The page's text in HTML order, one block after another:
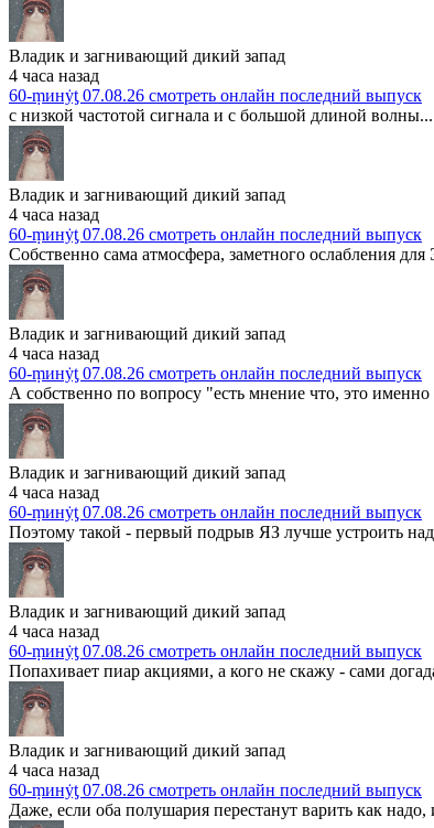
Владик и загнивающий дикий запад
4 часа назад
60-ṃинẏƫ 07.08.26 смотреть онлайн последний выпуск
с низкой частотой сигнала и с большой длиной
Владик и загнивающий дикий запад
4 часа назад
60-ṃинẏƫ 07.08.26 смотреть онлайн последний выпуск
Собственно сама атмосфера, заметного ослабления
Владик и загнивающий дикий запад
4 часа назад
60-ṃинẏƫ 07.08.26 смотреть онлайн последний выпуск
А собственно по вопросу "есть мнение что, это
Владик и загнивающий дикий запад
4 часа назад
60-ṃинẏƫ 07.08.26 смотреть онлайн последний выпуск
Поэтому такой - первый подрыв ЯЗ лучше устроить
Владик и загнивающий дикий запад
4 часа назад
60-ṃинẏƫ 07.08.26 смотреть онлайн последний выпуск
Попахивает пиар акциями, а кого не скажу - сами
Владик и загнивающий дикий запад
4 часа назад
60-ṃинẏƫ 07.08.26 смотреть онлайн последний выпуск
Даже, если оба полушария перестанут варить как